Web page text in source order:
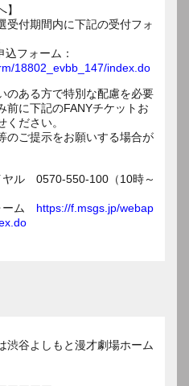
受付期間内に下記の受付フォ
フォーム：
18802_evbb_147/index.do
のある方で特別な配慮を必要
前に下記のFANYチケットお
ださい。
のご提示をお願いする場合が
ヤル 0570-550-100（10時～
ーム https://f.msgs.jp/webap
谷よしもと漫才劇場ホーム